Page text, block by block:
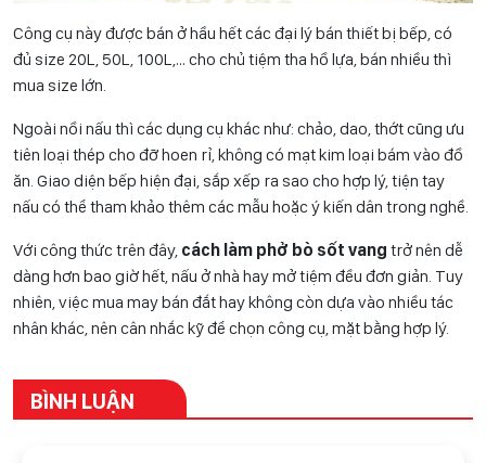
Công cụ này được bán ở hầu hết các đại lý bán thiết bị bếp, có
đủ size 20L, 50L, 100L,… cho chủ tiệm tha hồ lựa, bán nhiều thì
mua size lớn.
Ngoài nồi nấu thì các dụng cụ khác như: chảo, dao, thớt cũng ưu
tiên loại thép cho đỡ hoen rỉ, không có mạt kim loại bám vào đồ
ăn. Giao diện bếp hiện đại, sắp xếp ra sao cho hợp lý, tiện tay
nấu có thể tham khảo thêm các mẫu hoặc ý kiến dân trong nghề.
Với công thức trên đây, cách làm phở bò sốt vang trở nên dễ
dàng hơn bao giờ hết, nấu ở nhà hay mở tiệm đều đơn giản. Tuy
nhiên, việc mua may bán đắt hay không còn dựa vào nhiều tác
nhân khác, nên cân nhắc kỹ để chọn công cụ, mặt bằng hợp lý.
BÌNH LUẬN